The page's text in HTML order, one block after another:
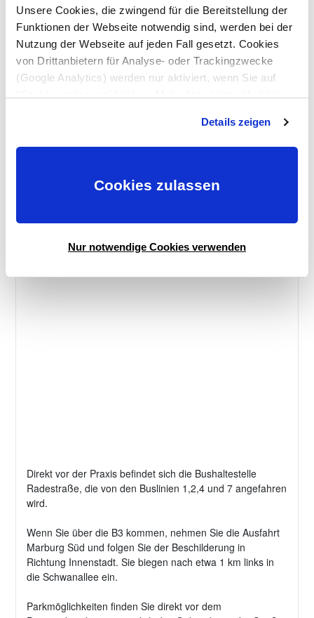
Unsere Cookies, die zwingend für die Bereitstellung der
Funktionen der Webseite notwendig sind, werden bei der
Nutzung der Webseite auf jeden Fall gesetzt. Cookies
von Drittanbietern für Analyse- oder Trackingzwecke
(Google Analytics) werden nur aktiviert, wenn Sie auf
Datenschutzerklärung—
Impressum.
Details zeigen
Cookies zulassen
Nur notwendige Cookies verwenden
Direkt vor der Praxis befindet sich die Bushaltestelle
Radestraße, die von den Buslinien 1,2,4 und 7 angefahren
wird.
Wenn Sie über die B3 kommen, nehmen Sie die Ausfahrt
Marburg Süd und folgen Sie der Beschilderung in
Richtung Innenstadt. Sie biegen nach etwa 1 km links in
die Schwanallee ein.
Parkmöglichkeiten finden Sie direkt vor dem